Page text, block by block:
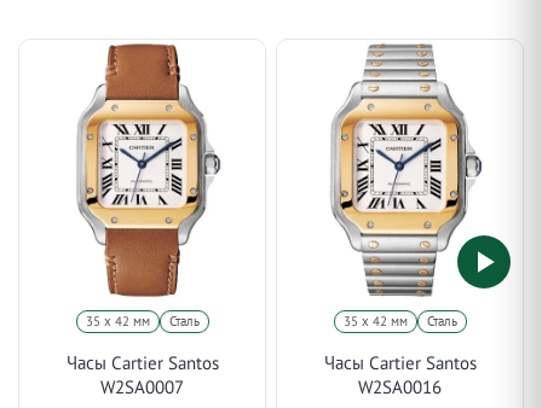
35 х 42 мм Сталь
Часы Cartier Santos
W2SA0007
35 х 42 мм Сталь
Часы Cartier Santos
W2SA0016